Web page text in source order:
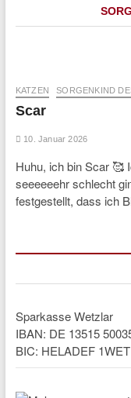
KATZEN SORGENKIND
Scar
10. Januar 2026
Huhu, ich bin Scar 🥰
seeeeeehr schlecht
festgestellt, dass ich
Sparkasse Wetzlar
IBAN: DE 13515
BIC: HELADEF 1WET